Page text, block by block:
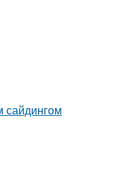
сайдингом